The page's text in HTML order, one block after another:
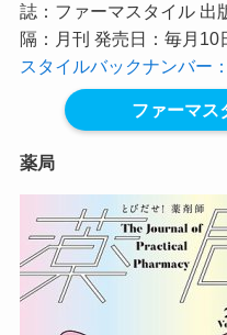
誌：ファーマスタイル 出
隔：月刊 発売日：毎月10
スタイルバックナンバー
ファーマス
薬局